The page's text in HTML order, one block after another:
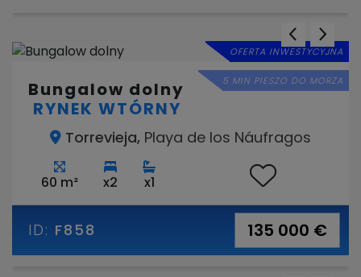
OFERTA INWESTYCYJNA
5 MIN PIESZO DO MORZA
Bungalow dolny
RYNEK WTÓRNY
Torrevieja, Playa de los Náufragos
60 m² x2 x1
ID: F858 135 000 €